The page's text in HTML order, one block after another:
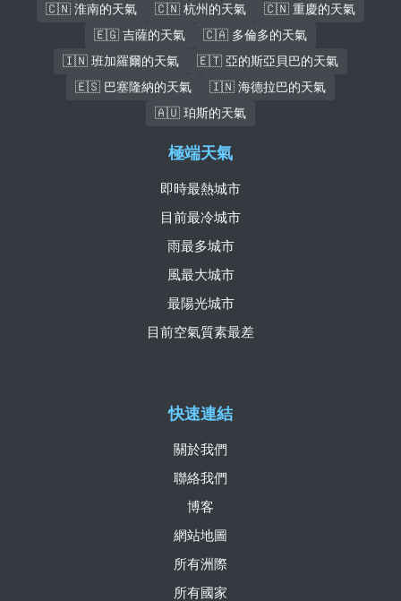
🇨🇳 淮南的天氣
🇨🇳 杭州的天氣
🇨🇳 重慶的天氣
🇪🇬 吉薩的天氣
🇨🇦 多倫多的天氣
🇮🇳 班加羅爾的天氣
🇪🇹 亞的斯亞貝巴的天氣
🇪🇸 巴塞隆納的天氣
🇮🇳 海德拉巴的天氣
🇦🇺 珀斯的天氣
快速連結
關於我們
聯絡我們
博客
網站地圖
所有洲際
所有國家
極端天氣
即時最熱城市
目前最冷城市
雨最多城市
風最大城市
最陽光城市
目前空氣質素最差